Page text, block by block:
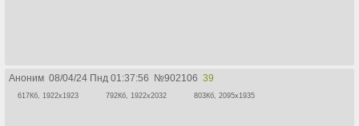
Аноним 08/04/24 Пнд 01:37:56 №902106 39
617Кб, 1922x1923 792Кб, 1922x2032 803Кб, 2095x1935